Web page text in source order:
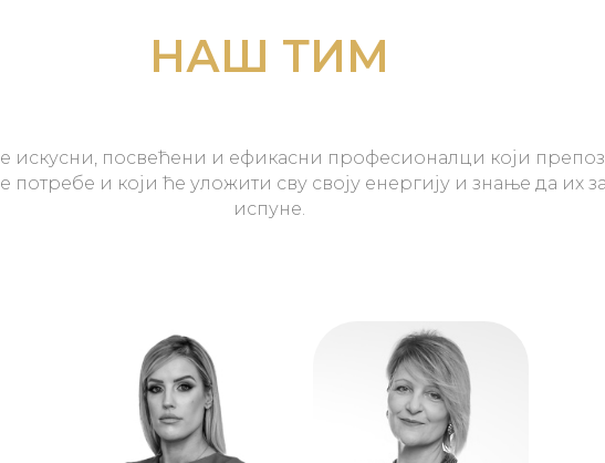
НАШ ТИМ
искусни, посвећени и ефикасни професионалци који
потребе и који ће уложити сву своју енергију и знање да их
испуне.